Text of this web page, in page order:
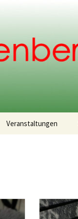
Veranstaltungen